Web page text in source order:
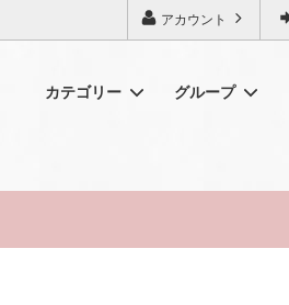
アカウント
カテゴリー グループ